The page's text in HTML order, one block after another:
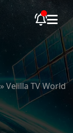
» Velilla TV World